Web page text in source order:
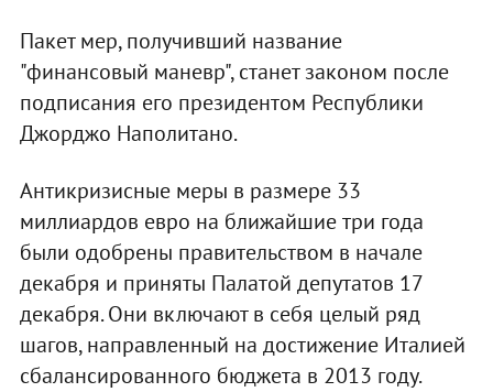
Пакет мер, получивший название
"финансовый маневр", станет законом после
подписания его президентом Республики
Джорджо Наполитано.
Антикризисные меры в размере 33
миллиардов евро на ближайшие три года
были одобрены правительством в начале
декабря и приняты Палатой депутатов 17
декабря. Они включают в себя целый ряд
шагов, направленный на достижение Италией
сбалансированного бюджета в 2013 году.